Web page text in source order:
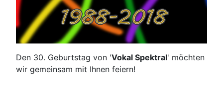
Den 30. Geburtstag von 'Vokal Spektral' möchten
wir gemeinsam mit Ihnen feiern!